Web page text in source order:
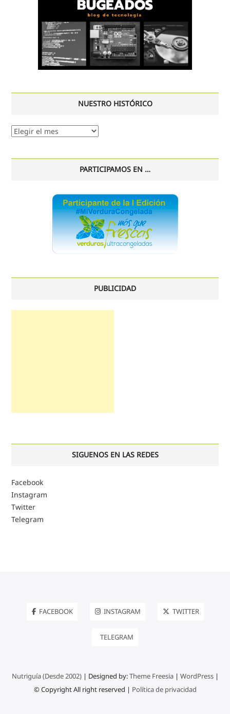
NUESTRO HISTÓRICO
Nuestro
PARTICIPAMOS EN …
PUBLICIDAD
SIGUENOS EN LAS REDES
Facebook
Instagram
Twitter
Telegram
FACEBOOK INSTAGRAM TWITTER
TELEGRAM
Nutriguía (Desde 2002)| Designed by:Theme Freesia| WordPress|
© Copyright All right reserved | Política de privacidad